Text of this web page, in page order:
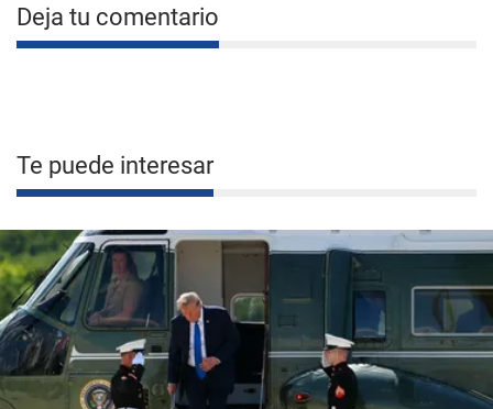
Deja tu comentario
Te puede interesar